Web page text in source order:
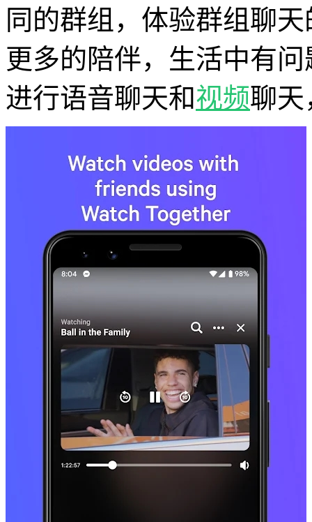
同的群组，体验群组聊
更多的陪伴，生活中有
进行语音聊天和视频聊天